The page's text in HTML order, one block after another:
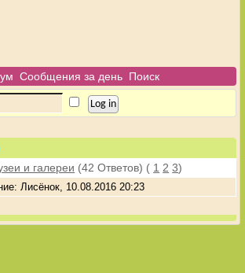
Сообщения за день Поиск
и галереи (42 Ответов) ( 1 2 3)
Лисёнок, 10.08.2016 20:23